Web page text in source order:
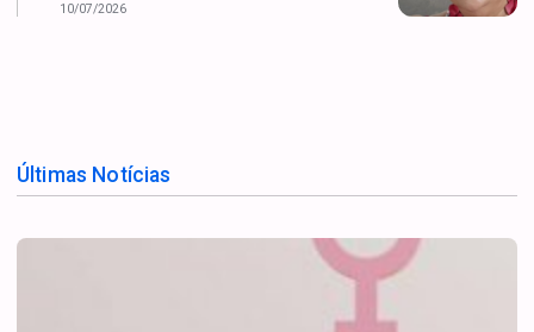
10/07/2026
Últimas Notícias